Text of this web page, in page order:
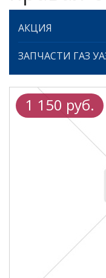
АКЦИЯ
ЗАПЧАСТИ ГАЗ
1 150 руб.